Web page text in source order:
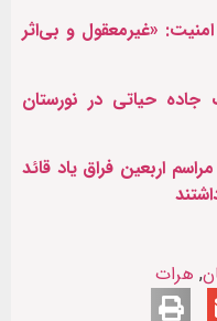
«غیرمعقول و بی‌اثر
جاده حیاتی در نورستان
اربعین فراق یاد قائد
, هرات